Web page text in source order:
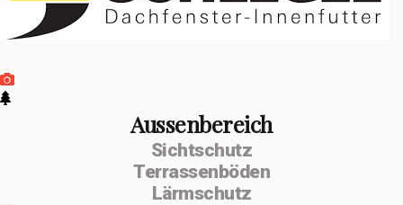
Aussenbereich
Sichtschutz
Terrassenböden
Lärmschutz